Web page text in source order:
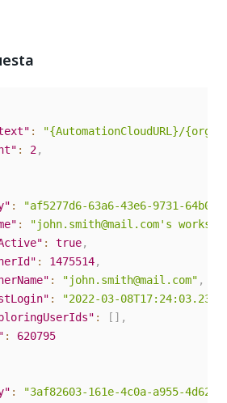
:
"{AutomationCloudURL}/
: 2,
:
"af5277d6-63a6-43e6-9731-
:
"john.smith@mail.com's
: true,
: 1475514,
: "john.smith@mail.com" ,
: "2022-03-08T17:24:03.23Z"
: [ ] ,
:
620795
:
"3af82603-161e-4c0a-a955-